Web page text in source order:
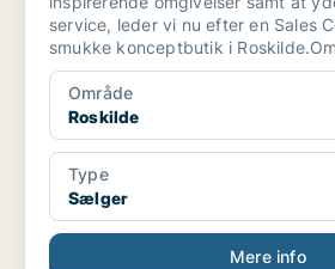
service, leder vi nu efter en Sales
smukke konceptbutik i
Område
Roskilde
Type
Sælger
Mere info